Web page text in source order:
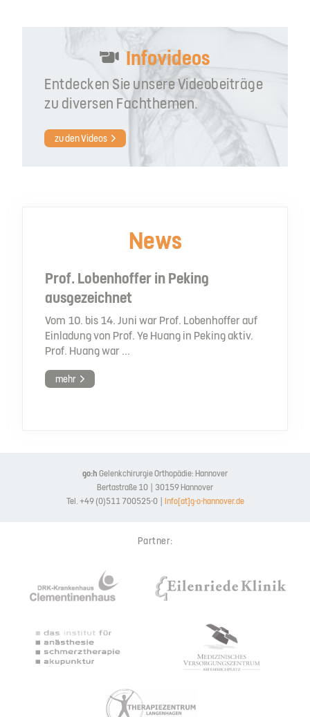
Infovideos
Entdecken Sie unsere Videobeiträge
zu diversen Fachthemen.
zu den Videos
News
Prof. Lobenhoffer in Peking
ausgezeichnet
Vom 10. bis 14. Juni war Prof. Lobenhoffer auf
Einladung von Prof. Ye Huang in Peking aktiv.
Prof. Huang war ...
mehr
go:h Gelenkchirurgie Orthopädie: Hannover
Bertastraße 10 | 30159 Hannover
Tel. +49 (0)511 700525-0 | Info[at]g-o-hannover.de
Partner: